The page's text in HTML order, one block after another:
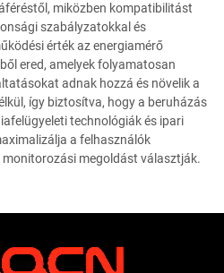
miközben kompatibilitást
szabályzatokkal és
érték az energiamérő
ered, amelyek folyamatosan
adnak hozzá és növelik a
így biztosítva, hogy a beruházás
technológiák és ipari
a felhasználók
megoldást választják.